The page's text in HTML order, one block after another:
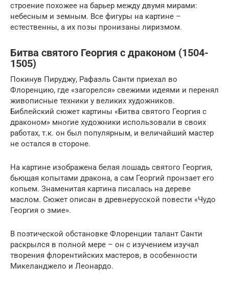
строение похожее на барьер между двумя мирами:
небесным и земным. Все фигуры на картине –
естественны, а их позы пронизаны лиризмом.
Битва святого Георгия с драконом (1504-
1505)
Покинув Пируджу, Рафаэль Санти приехал во
Флоренцию, где «загорелся» свежими идеями и перенял
живописные техники у великих художников.
Библейский сюжет картины «Битва святого Георгия с
драконом» многие художники использовали в своих
работах, т.к. он был популярным, и величайший мастер
не остался в стороне.
На картине изображена белая лошадь святого Георгия,
бьющая копытами дракона, а сам Георгий пронзает его
копьем. Знаменитая картина писалась на дереве
маслом. Сюжет описан в древнерусской повести «Чудо
Георгия о змие».
В поэтической обстановке Флоренции талант Санти
раскрылся в полной мере – он с изучением изучал
творения флорентийских мастеров, в особенности
Микеланджело и Леонардо.